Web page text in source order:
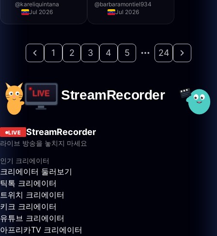
@kareliquintana
Jul 2026
@barbaramontiel934
Jul 2026
1 2 3 4 5 24
LIVE StreamRecorder
라이브 방송을 놓치지 마세요
인기 크리에이터
크리에이터 둘러보기
틱톡 크리에이터
트위치 크리에이터
키크 크리에이터
유튜브 크리에이터
아프리카TV 크리에이터